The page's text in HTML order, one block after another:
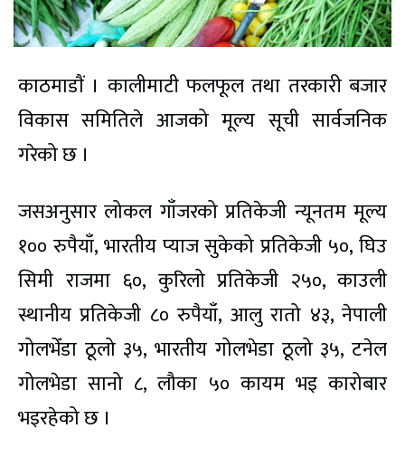
काठमाडाैं । कालीमाटी फलफूल तथा तरकारी बजार
विकास समितिले आजको मूल्य सूची सार्वजनिक
गरेको छ ।
जसअनुसार लोकल गाँजरको प्रतिकेजी न्यूनतम मूल्य
१०० रुपैयाँ, भारतीय प्याज सुकेको प्रतिकेजी ५०, घिउ
सिमी राजमा ६०, कुरिलो प्रतिकेजी २५०, काउली
स्थानीय प्रतिकेजी ८० रुपैयाँ, आलु रातो ४३, नेपाली
गोलभेँडा ठूलो ३५, भारतीय गोलभेडा ठूलो ३५, टनेल
गोलभेडा सानो ८, लौका ५० कायम भइ कारोबार
भइरहेको छ ।